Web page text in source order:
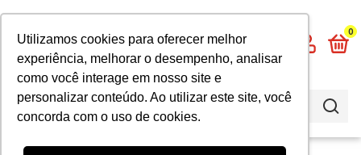
Utilizamos cookies para oferecer melhor
experiência, melhorar o desempenho, analisar
como você interage em nosso site e
personalizar conteúdo. Ao utilizar este site, você
concorda com o uso de cookies.
0